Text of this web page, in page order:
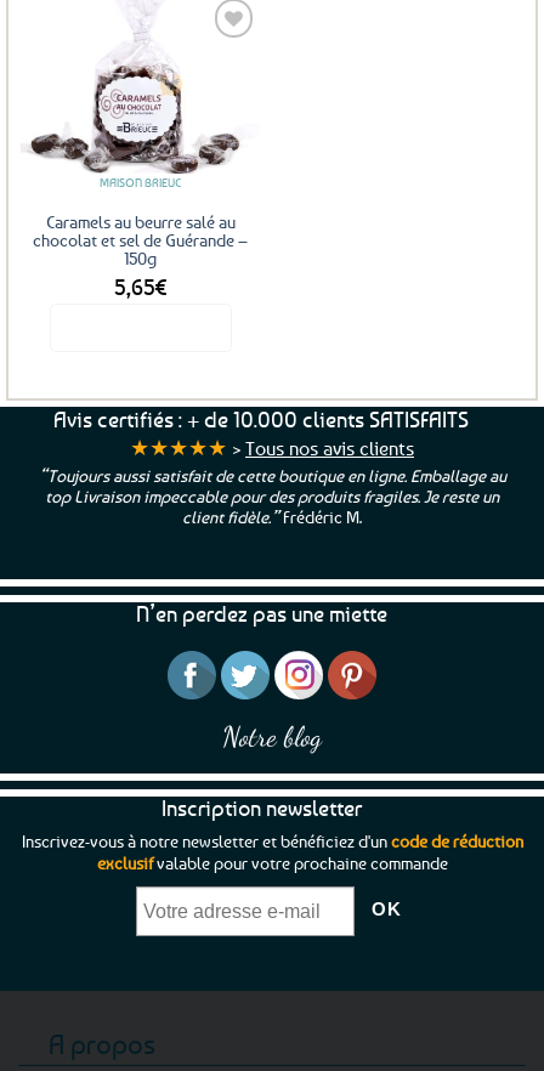
MAISON BRIEUC
Caramels au beurre salé au
chocolat et sel de Guérande –
150g
5,65€
Avis certifiés : + de 10.000 clients SATISFAITS
★★★★★ > Tous nos avis clients
“Toujours aussi satisfait de cette boutique en ligne. Emballage au
top Livraison impeccable pour des produits fragiles. Je reste un
client fidèle.”Frédéric M.
N’en perdez pas une miette
Notre blog
Inscription newsletter
Inscrivez-vous à notre newsletter et bénéficiez d'uncode de réduction
exclusifvalable pour votre prochaine commande
A propos